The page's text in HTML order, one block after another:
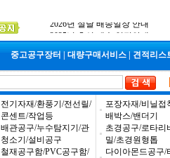
2026년 설날 배송일장 안내
중고공구장터 대량구매서비스 견적리스
전기자재/환풍기/전선릴/
콘센트/작업등
배관공구/누수탐지기/관
청소기/설비공구
철재공구함/PVC공구함/
포장자재/비닐접
배박스/밴더기
초경공구/로타리
밀/초경원형톱
다이아몬드공구/